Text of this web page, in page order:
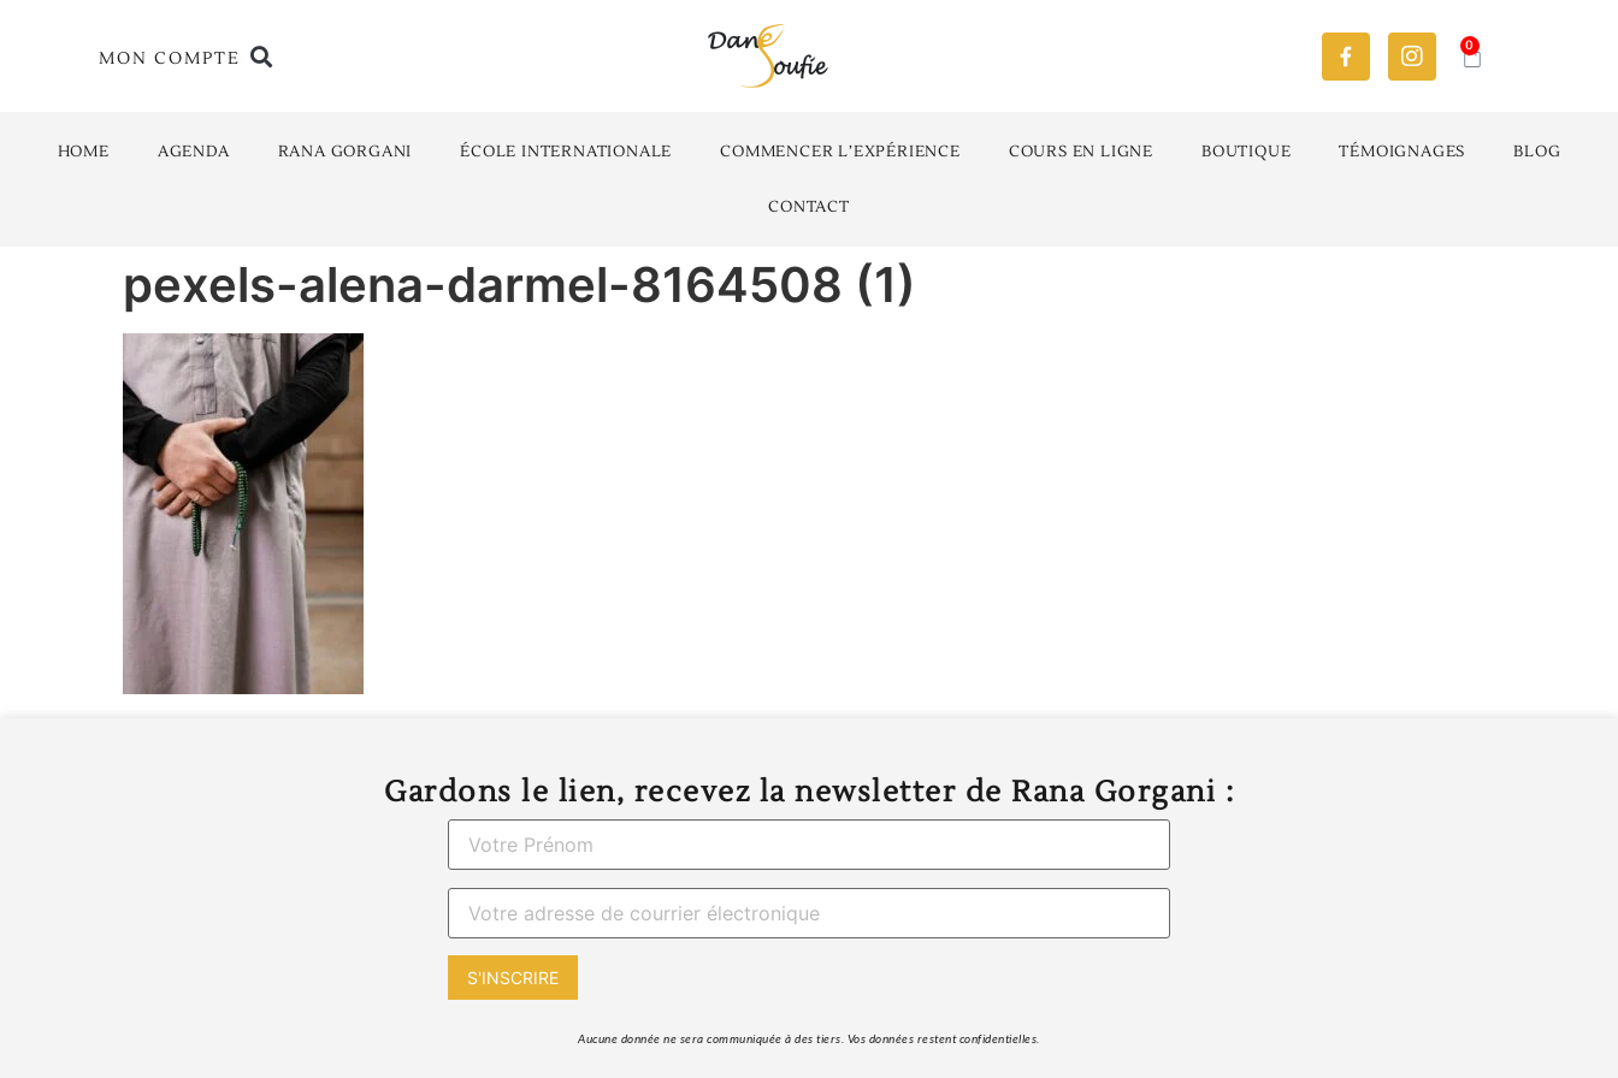
MON COMPTE
0
HOME AGENDA RANA GORGANI ÉCOLE INTERNATIONALE COMMENCER L’EXPÉRIENCE COURS EN LIGNE BOUTIQUE TÉMOIGNAGES BLOG
CONTACT
pexels-alena-darmel-8164508 (1)
Gardons le lien, recevez la newsletter de Rana Gorgani :